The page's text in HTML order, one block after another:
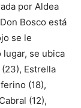
por Aldea
Bosco está
se le
se ubica
Estrella
(18),
(12),